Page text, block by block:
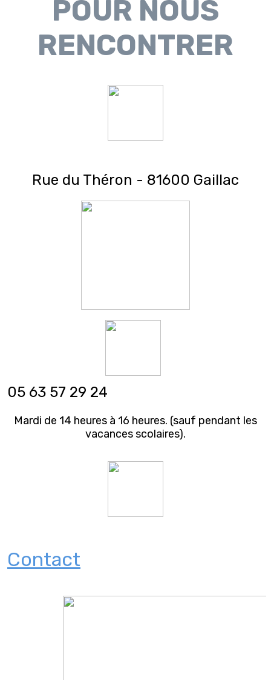
POUR NOUS
RENCONTRER
Rue du Théron - 81600 Gaillac
05 63 57 29 24
Mardi de 14 heures à 16 heures. (sauf pendant les
vacances scolaires).
Contact